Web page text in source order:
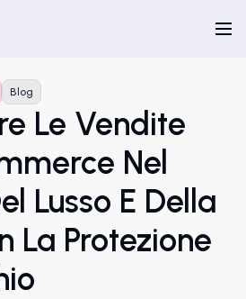
Blog
Le Vendite
Nel
Lusso E Della
La Protezione